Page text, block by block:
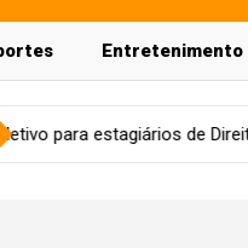
Entretenimento
estagiários de Direito